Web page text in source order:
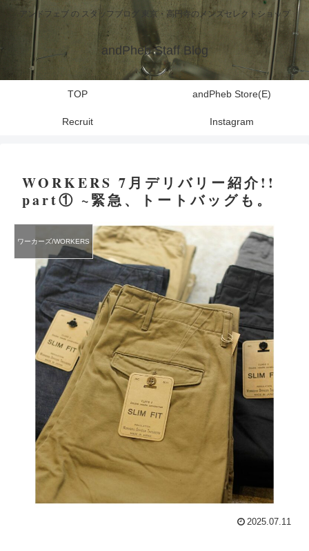
アンドフェブ の スタッフブログ 東京・高円寺のメンズセレクトショップ
andPheb Staff Blog
TOP andPheb Store(E)
Recruit Instagram
WORKERS 7月デリバリー紹介!!
part① ~緊急、トートバッグも。
ワーカーズ/WORKERS
2025.07.11